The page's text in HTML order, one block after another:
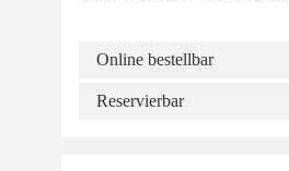
Online bestellbar
Reservierbar